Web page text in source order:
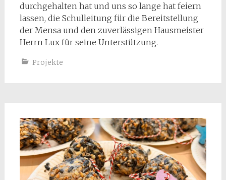
durchgehalten hat und uns so lange hat feiern
lassen, die Schulleitung für die Bereitstellung
der Mensa und den zuverlässigen Hausmeister
Herrn Lux für seine Unterstützung.
Projekte